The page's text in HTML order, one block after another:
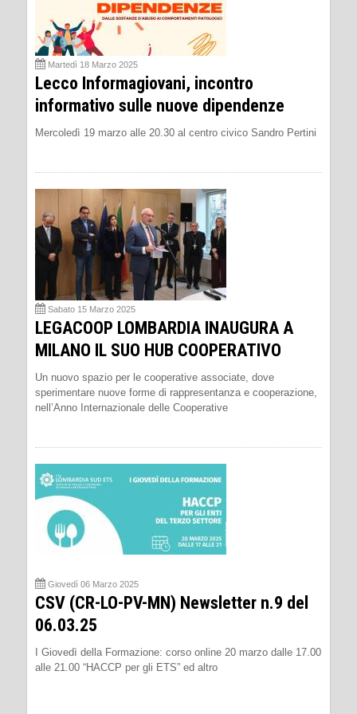
Martedì 18 Marzo 2025
Lecco Informagiovani, incontro
informativo sulle nuove dipendenze
Mercoledì 19 marzo alle 20.30 al centro civico Sandro Pertini
Sabato 15 Marzo 2025
LEGACOOP LOMBARDIA INAUGURA A
MILANO IL SUO HUB COOPERATIVO
Un nuovo spazio per le cooperative associate, dove
sperimentare nuove forme di rappresentanza e cooperazione,
nell’Anno Internazionale delle Cooperative
Giovedì 06 Marzo 2025
CSV (CR-LO-PV-MN) Newsletter n.9 del
06.03.25
I Giovedì della Formazione: corso online 20 marzo dalle 17.00
alle 21.00 “HACCP per gli ETS” ed altro